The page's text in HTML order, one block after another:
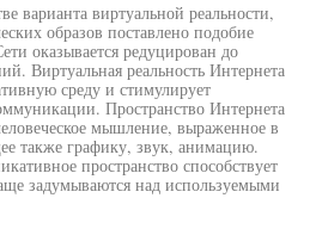
варианта виртуальной реальности,
образов поставлено подобие
оказывается редуцирован до
Виртуальная реальность Интернета
среду и стимулирует
Пространство Интернета
мышление, выраженное в
также графику, звук, анимацию.
пространство способствует
задумываются над используемыми